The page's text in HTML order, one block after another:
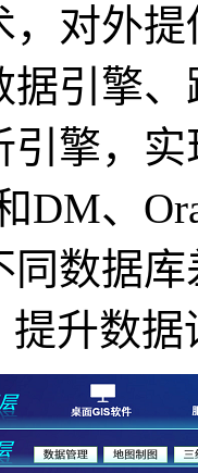
，对外
据引擎
引擎，
DM、
同数据
提升数